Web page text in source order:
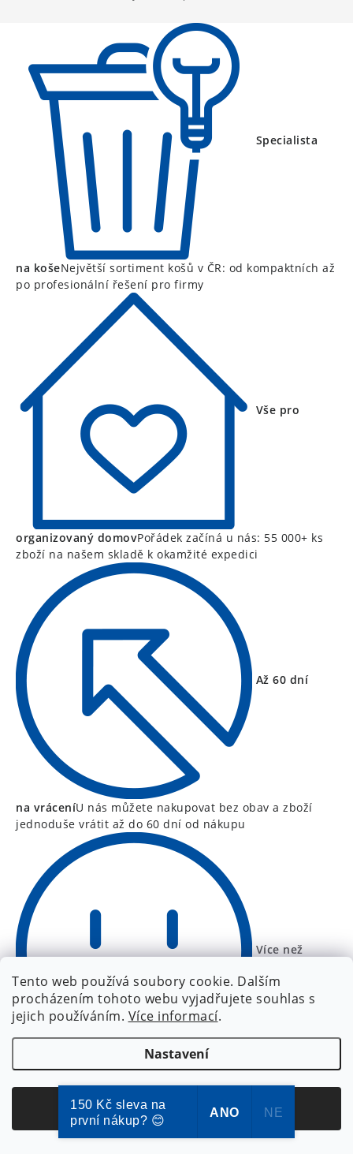
Tento web používá soubory cookie. Dalším
procházením tohoto webu vyjadřujete souhlas s
jejich používáním. Více informací.
Nastavení
Souhlasím
Specialista
na košeNejvětší sortiment košů v ČR: od kompaktních až
po profesionální řešení pro firmy
Vše pro
organizovaný domovPořádek začíná u nás: 55 000+ ks
zboží na našem skladě k okamžité expedici
Až 60 dní
na vráceníU nás můžete nakupovat bez obav a zboží
jednoduše vrátit až do 60 dní od nákupu
Více než
a Heurece
Zákaznická podpora
150 Kč sleva na
první nákup? 😊
ANO NE